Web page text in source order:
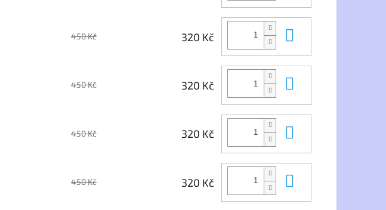
450 Kč 320 Kč
450 Kč 320 Kč
450 Kč 320 Kč
450 Kč 320 Kč